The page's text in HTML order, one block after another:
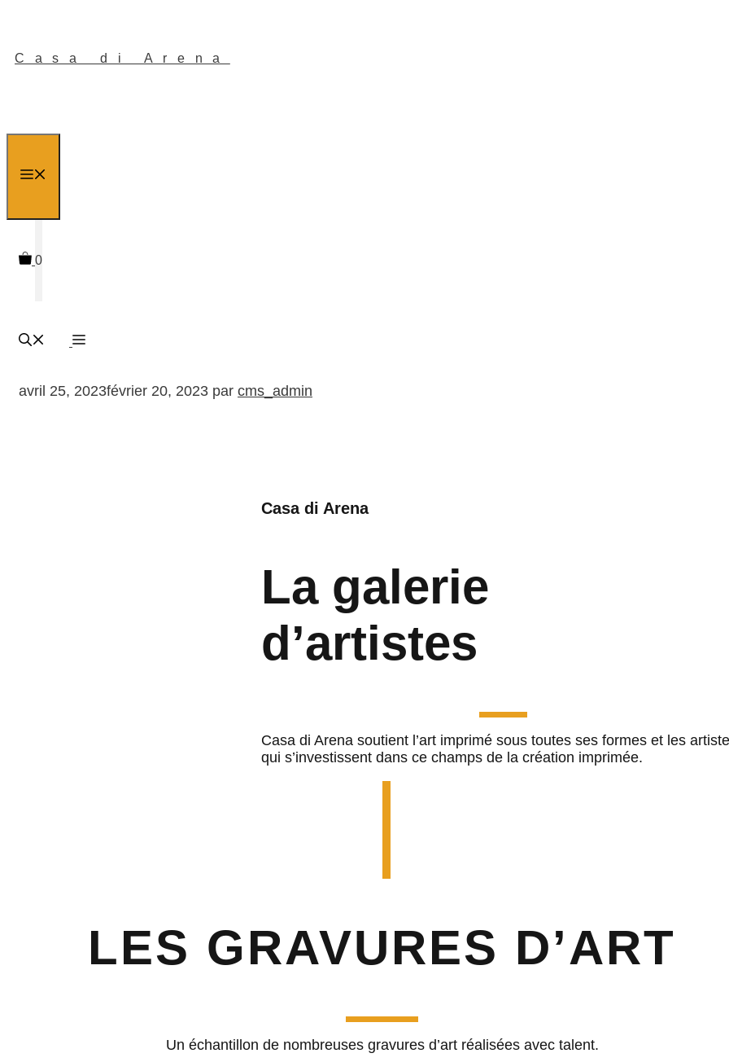
Casa di Arena
0
avril 25, 2023février 20, 2023 par cms_admin
Casa di Arena
La galerie
d’artistes
Casa di Arena soutient l’art imprimé sous toutes ses formes et les
qui s’investissent dans ce champs de la création imprimée.
LES GRAVURES D’ART
Un échantillon de nombreuses gravures d’art réalisées avec talent.